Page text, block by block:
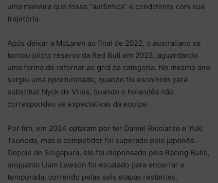
uma maneira que fosse “autêntica” e condizente com sua
trajetória.
Após deixar a McLaren ao final de 2022, o australiano se
tornou piloto reserva da Red Bull em 2023, aguardando
uma forma de retornar ao grid da categoria. No mesmo ano
surgiu uma oportunidade, quando foi escolhido para
substituir Nyck de Vries, quando o holandês não
correspondeu as expectativas da equipe.
Por fim, em 2024 optaram por ter Daniel Ricciardo e Yuki
Tsunoda, mas o competidor foi superado pelo japonês.
Depois de Singapura, ele foi dispensado pela Racing Bulls,
enquanto Liam Lawson foi escalado para encerrar a
temporada, correndo pelas seis etapas restantes.